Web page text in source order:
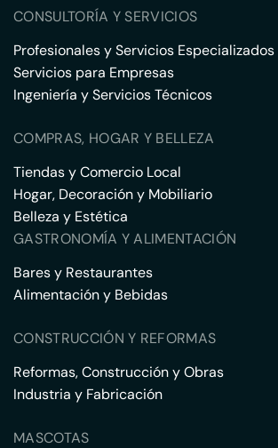
CONSULTORÍA Y SERVICIOS
Profesionales y Servicios Especializados
Servicios para Empresas
Ingeniería y Servicios Técnicos
COMPRAS, HOGAR Y BELLEZA
Tiendas y Comercio Local
Hogar, Decoración y Mobiliario
Belleza y Estética
GASTRONOMÍA Y ALIMENTACIÓN
Bares y Restaurantes
Alimentación y Bebidas
CONSTRUCCIÓN Y REFORMAS
Reformas, Construcción y Obras
Industria y Fabricación
MASCOTAS